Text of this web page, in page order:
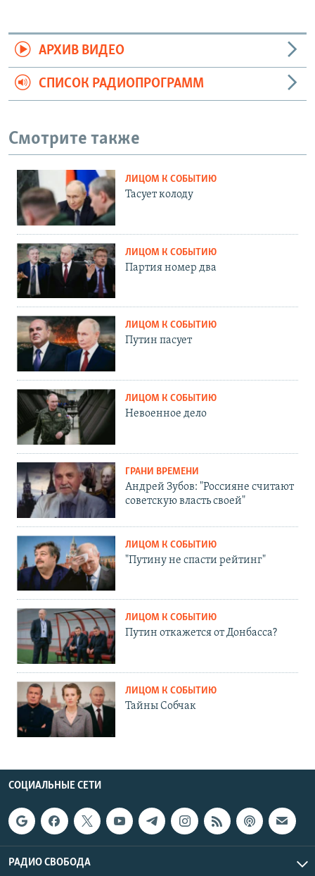
АРХИВ ВИДЕО
СПИСОК РАДИОПРОГРАММ
Смотрите также
ЛИЦОМ К СОБЫТИЮ
Тасует колоду
ЛИЦОМ К СОБЫТИЮ
Партия номер два
ЛИЦОМ К СОБЫТИЮ
Путин пасует
ЛИЦОМ К СОБЫТИЮ
Невоенное дело
ГРАНИ ВРЕМЕНИ
Андрей Зубов: "Россияне считают
советскую власть своей"
ЛИЦОМ К СОБЫТИЮ
"Путину не спасти рейтинг"
ЛИЦОМ К СОБЫТИЮ
Путин откажется от Донбасса?
ЛИЦОМ К СОБЫТИЮ
Тайны Собчак
СОЦИАЛЬНЫЕ СЕТИ
РАДИО СВОБОДА